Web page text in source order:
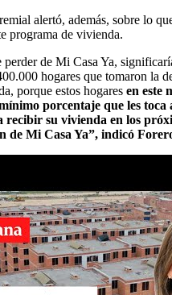
alertó, además, sobre lo
programa de vivienda.
perder de Mi Casa Ya,
hogares que tomaron la
porque estos hogares en este
porcentaje que les
recibir su vivienda en los
de Mi Casa Ya”, indicó